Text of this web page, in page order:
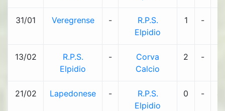
31/01 Veregrense -
R.P.S.
Elpidio
1 -
13/02
R.P.S.
Elpidio
-
Corva
Calcio
2 -
21/02 Lapedonese -
R.P.S.
Elpidio
0 -